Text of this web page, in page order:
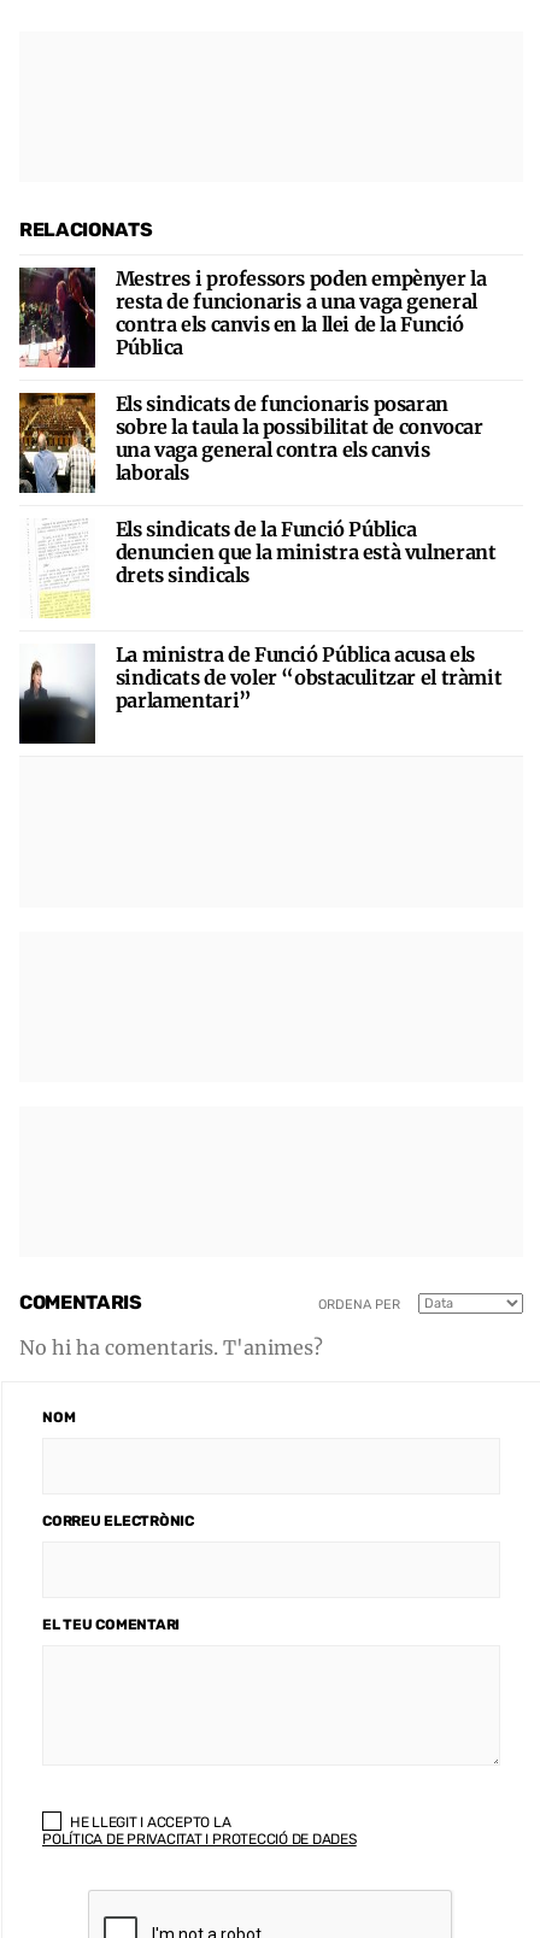
RELACIONATS
Mestres i professors poden empènyer la
resta de funcionaris a una vaga general
contra els canvis en la llei de la Funció
Pública
Els sindicats de funcionaris posaran
sobre la taula la possibilitat de convocar
una vaga general contra els canvis
laborals
Els sindicats de la Funció Pública
denuncien que la ministra està vulnerant
drets sindicals
La ministra de Funció Pública acusa els
sindicats de voler “obstaculitzar el tràmit
parlamentari”
COMENTARIS ORDENA PER
No hi ha comentaris. T'animes?
NOM
CORREU ELECTRÒNIC
EL TEU COMENTARI
HE LLEGIT I ACCEPTO LA
POLÍTICA DE PRIVACITAT I PROTECCIÓ DE DADES